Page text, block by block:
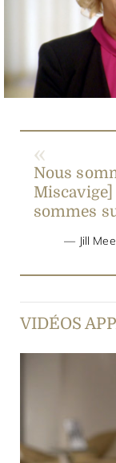
Nous
sommes
Jill
VIDÉOS